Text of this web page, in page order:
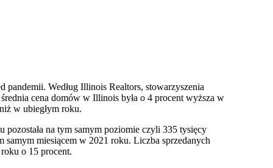
Według Illinois Realtors, stowarzyszenia
cena domów w Illinois była o 4 procent wyższa w
w ubiegłym roku.
na tym samym poziomie czyli 335 tysięcy
miesiącem w 2021 roku. Liczba sprzedanych
o 15 procent.